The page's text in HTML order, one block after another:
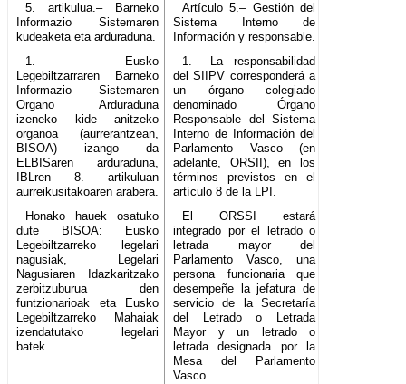
5. artikulua.– Barneko
Informazio Sistemaren
kudeaketa eta arduraduna.
Artículo 5.– Gestión del
Sistema Interno de
Información y responsable.
1.– Eusko
Legebiltzarraren Barneko
Informazio Sistemaren
Organo Arduraduna
izeneko kide anitzeko
organoa (aurrerantzean,
BISOA) izango da
ELBISaren arduraduna,
IBLren 8. artikuluan
aurreikusitakoaren arabera.
1.– La responsabilidad
del SIIPV corresponderá a
un órgano colegiado
denominado Órgano
Responsable del Sistema
Interno de Información del
Parlamento Vasco (en
adelante, ORSII), en los
términos previstos en el
artículo 8 de la LPI.
Honako hauek osatuko
dute BISOA: Eusko
Legebiltzarreko legelari
nagusiak, Legelari
Nagusiaren Idazkaritzako
zerbitzuburua den
funtzionarioak eta Eusko
Legebiltzarreko Mahaiak
izendatutako legelari
batek.
El ORSSI estará
integrado por el letrado o
letrada mayor del
Parlamento Vasco, una
persona funcionaria que
desempeñe la jefatura de
servicio de la Secretaría
del Letrado o Letrada
Mayor y un letrado o
letrada designada por la
Mesa del Parlamento
Vasco.